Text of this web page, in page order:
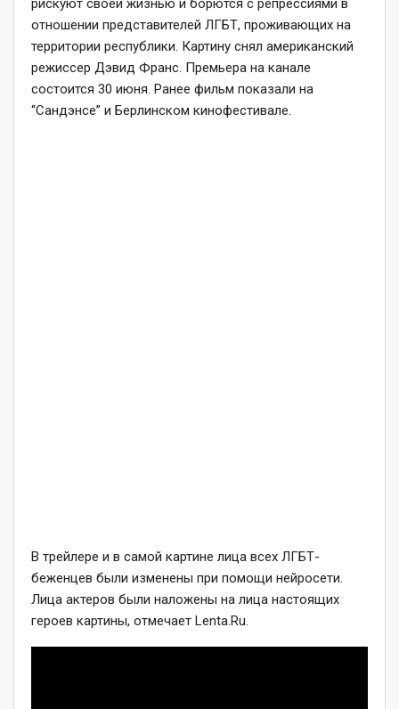
рискуют своей жизнью и борются с репрессиями в
отношении представителей ЛГБТ, проживающих на
территории республики. Картину снял американский
режиссер Дэвид Франс. Премьера на канале
состоится 30 июня. Ранее фильм показали на
“Сандэнсе” и Берлинском кинофестивале.
В трейлере и в самой картине лица всех ЛГБТ-
беженцев были изменены при помощи нейросети.
Лица актеров были наложены на лица настоящих
героев картины, отмечает Lenta.Ru.